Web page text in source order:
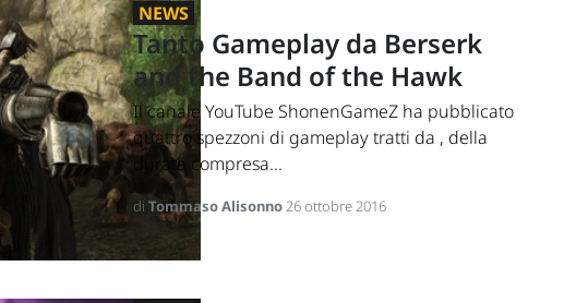
NEWS
Tanto Gameplay da Berserk
and the Band of the Hawk
Il canale YouTube ShonenGameZ ha pubblicato
quattro spezzoni di gameplay tratti da , della
durata compresa...
di Tommaso Alisonno26 ottobre 2016